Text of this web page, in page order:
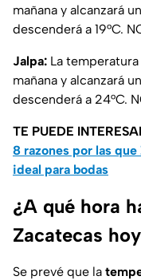
mañana y alcanzará
descenderá a 19°C.
Jalpa: La
mañana y alcanzará
descenderá a 24°C.
TE PUEDE
8 razones por las
ideal para bodas
¿A qué hora
Zacatecas
Se prevé que la